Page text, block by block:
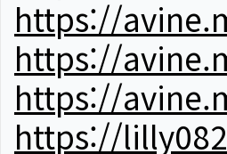
https://
https://
https://
https://